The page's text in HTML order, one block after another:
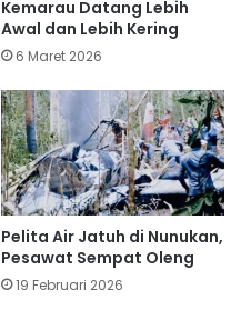
Kemarau Datang Lebih
Awal dan Lebih Kering
6 Maret 2026
Pelita Air Jatuh di Nunukan,
Pesawat Sempat Oleng
19 Februari 2026